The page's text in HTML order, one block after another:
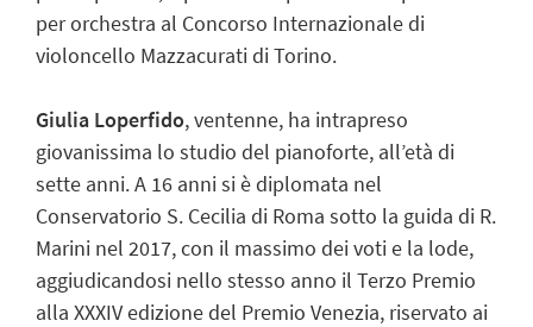
per orchestra al Concorso Internazionale di
violoncello Mazzacurati di Torino.
Giulia Loperfido, ventenne, ha intrapreso
giovanissima lo studio del pianoforte, all’età di
sette anni. A 16 anni si è diplomata nel
Conservatorio S. Cecilia di Roma sotto la guida di R.
Marini nel 2017, con il massimo dei voti e la lode,
aggiudicandosi nello stesso anno il Terzo Premio
alla XXXIV edizione del Premio Venezia, riservato ai